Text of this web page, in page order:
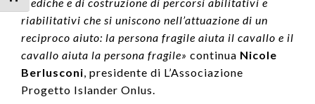
riabilitativi che si uniscono nell’attuazione di un
reciproco aiuto: la persona fragile aiuta il cavallo e il
cavallo aiuta la persona fragile» continua Nicole
Berlusconi, presidente di L’Associazione
Progetto Islander Onlus.